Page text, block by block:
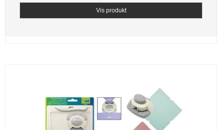
Vis produkt